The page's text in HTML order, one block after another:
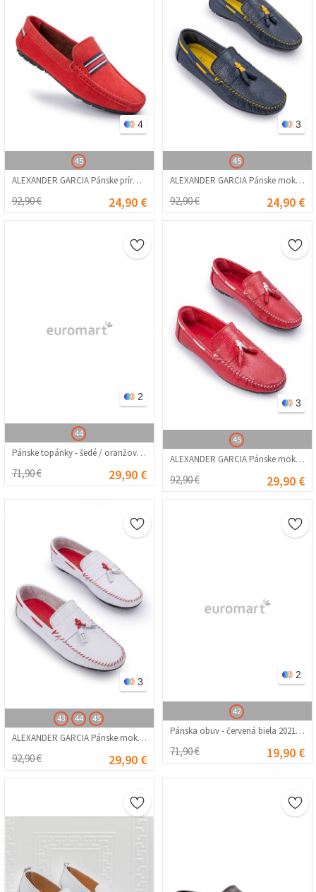
4
45
ALEXANDER GARCIA Pánske prírodné semišové mokasíny – červené 20230321142
92,90 € 24,90 €
3
45
ALEXANDER GARCIA Pánske mokasíny z pravej kože – tmavomodrá 20230321132
92,90 € 24,90 €
2
44
Pánske topánky - šedé / oranžové 202170
71,90 € 29,90 €
3
45
ALEXANDER GARCIA Pánske mokasíny z pravej kože – červená 20230321129
92,90 € 29,90 €
3
43 44 45
ALEXANDER GARCIA Pánske mokasíny z pravej kože – biela 20230321131
92,90 € 29,90 €
2
42
Pánska obuv - červená biela 2021701
71,90 € 19,90 €